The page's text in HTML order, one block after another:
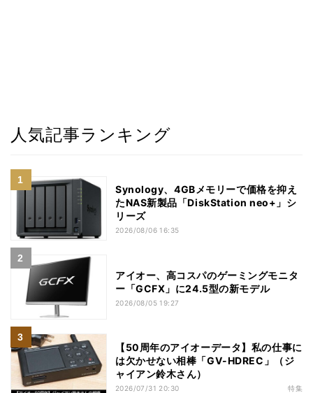
人気記事ランキング
Synology、4GBメモリーで価格を抑え
たNAS新製品「DiskStation neo+」シ
リーズ
2026/08/06 16:35
アイオー、高コスパのゲーミングモニタ
ー「GCFX」に24.5型の新モデル
2026/08/05 19:27
【50周年のアイオーデータ】私の仕事に
は欠かせない相棒「GV-HDREC」（ジ
ャイアン鈴木さん）
2026/07/31 20:30 特集